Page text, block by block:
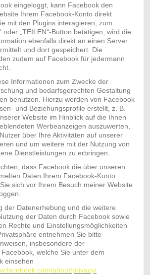
eingeloggt, kann Facebook den
Ihrem Facebook-Konto direkt
mit den Plugins interagieren, zum
oder „TEILEN“-Button betätigen, wird die
ebenfalls direkt an einen Server
und dort gespeichert. Die
zudem auf Facebook für jedermann
Informationen zum Zwecke der
und bedarfsgerechten Gestaltung
benutzen. Hierzu werden von Facebook
und Beziehungsprofile erstellt, z. B.
Website im Hinblick auf die Ihnen
Werbeanzeigen auszuwerten,
über Ihre Aktivitäten auf unserer
und um weitere mit der Nutzung von
Dienstleistungen zu erbringen.
dass Facebook die über unseren
Daten Ihrem Facebook-Konto
sich vor Ihrem Besuch meiner Website
der Datenerhebung und die weitere
der Daten durch Facebook sowie
Rechte und Einstellungsmöglichkeiten
entnehmen Sie bitte
insbesondere der
welche Sie unter dem
einsehen
about/privacy/